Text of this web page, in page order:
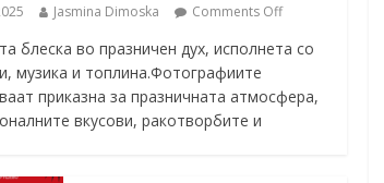
Jasmina Dimoska Comments Off
блеска во празничен дух, исполнета со
музика и топлина.Фотографиите
приказна за празничната атмосфера,
вкусови, ракотворбите и